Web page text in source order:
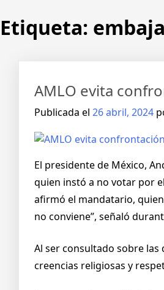
Etiqueta:
AMLO evita
Publicada el 26 abril, 2024
El presidente de México,
quien instó a no votar por
afirmó el mandatario,
no conviene”, señaló
Al ser consultado sobre
creencias religiosas y